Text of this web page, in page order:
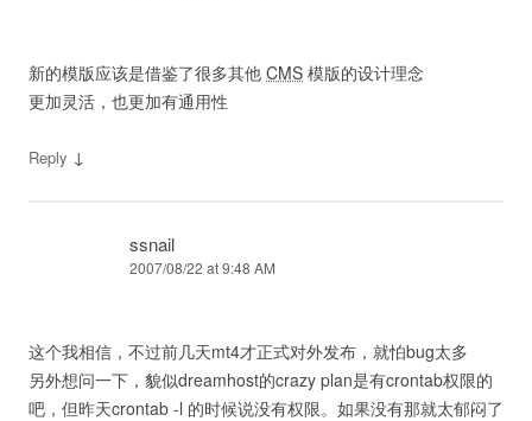
新的模版应该是借鉴了很多其他 CMS 模版的设计理念
更加灵活，也更加有通用性
Reply ↓
ssnail
2007/08/22 at 9:48 AM
这个我相信，不过前几天mt4才正式对外发布，就怕bug太多
另外想问一下，貌似dreamhost的crazy plan是有crontab权限的
吧，但昨天crontab -l 的时候说没有权限。如果没有那就太郁闷了